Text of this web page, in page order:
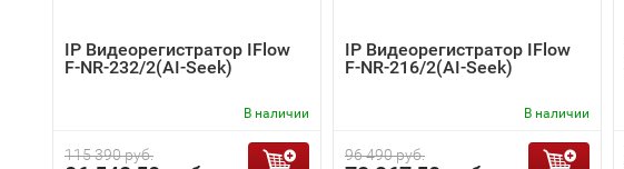
IP Видеорегистратор IFlow
F-NR-232/2(AI-Seek)
В наличии
115 390 руб.
IP Видеорегистратор IFlow
F-NR-216/2(AI-Seek)
В наличии
96 490 руб.